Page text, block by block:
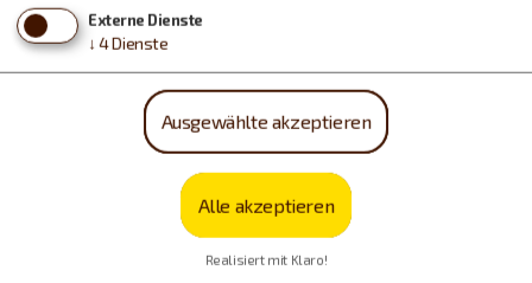
Externe Dienste
↓ 4Dienste
Ausgewählte akzeptieren
Alle akzeptieren
Realisiert mit Klaro!